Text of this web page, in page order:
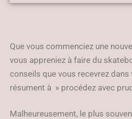
événements
Que vous commenciez une
vous appreniez à faire du
conseils que vous recevrez dans
résument à » procédez avec
Malheureusement, le plus